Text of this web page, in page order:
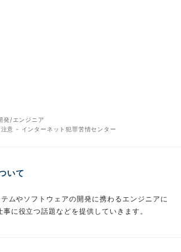
発/エンジニア
意 - インターネット犯罪苦情センター
いて
ムやソフトウェアの開発に携わるエンジニアに
に役立つ話題などを提供していきます。